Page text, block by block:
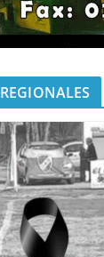
REGIONALES